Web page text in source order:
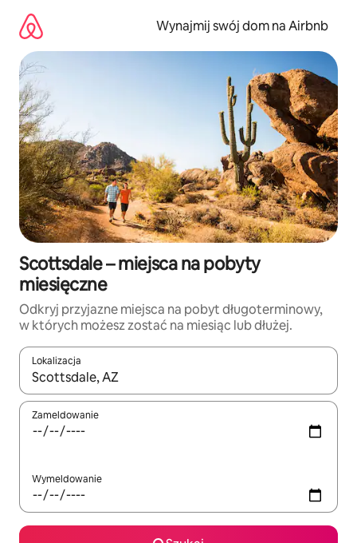
treści
Wynajmij swój dom na Airbnb
Scottsdale – miejsca na pobyty
miesięczne
Odkryj przyjazne miejsca na pobyt długoterminowy,
w których możesz zostać na miesiąc lub dłużej.
Lokalizacja
Gdy wyniki będą dostępne, możesz poruszać się po nich za
Zameldowanie
Wymeldowanie